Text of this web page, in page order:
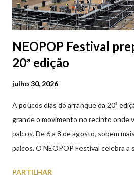
NEOPOP Festival
20ª edição
julho 30, 2026
A poucos dias do arranque da 20ª
grande o movimento no recinto onde
palcos. De 6 a 8 de agosto, sobem
palcos. O NEOPOP Festival celebra a
Portugal e um dos mais prestigiados
PARTILHAR